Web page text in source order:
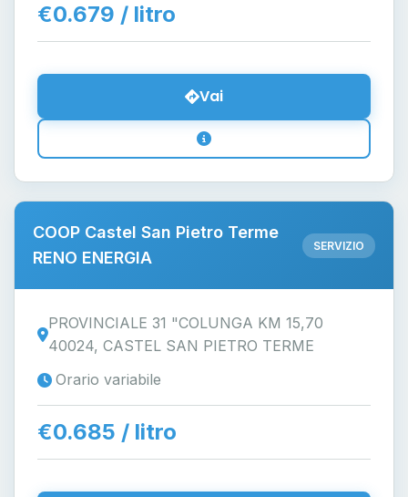
€0.679 / litro
Vai
COOP Castel San Pietro Terme
RENO ENERGIA
SERVIZIO
PROVINCIALE 31 "COLUNGA KM 15,70
40024, CASTEL SAN PIETRO TERME
Orario variabile
€0.685 / litro